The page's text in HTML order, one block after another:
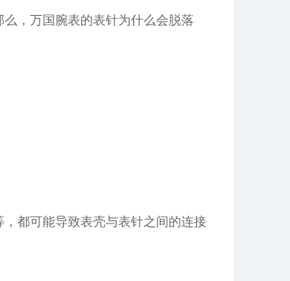
，万国腕表的表针为什么会脱落
都可能导致表壳与表针之间的连接